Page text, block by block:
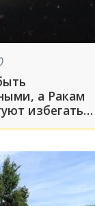
а Ракам
избегать